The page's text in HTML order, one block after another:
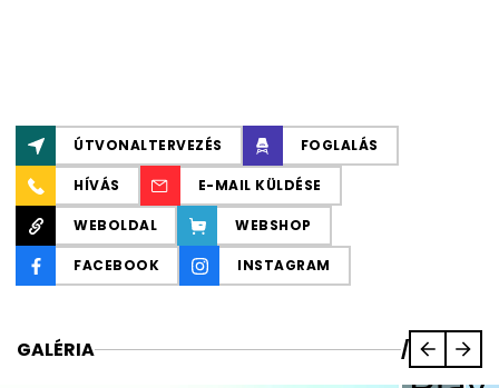
ÚTVONALTERVEZÉS FOGLALÁS
HÍVÁS E-MAIL KÜLDÉSE
WEBOLDAL WEBSHOP
FACEBOOK INSTAGRAM
GALÉRIA /